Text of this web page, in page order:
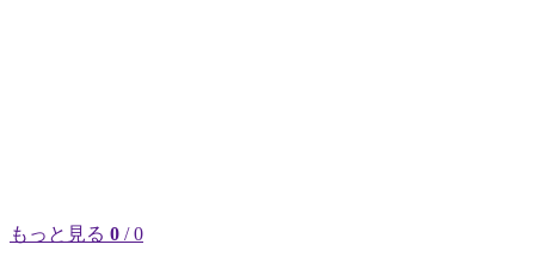
もっと見る 0 / 0